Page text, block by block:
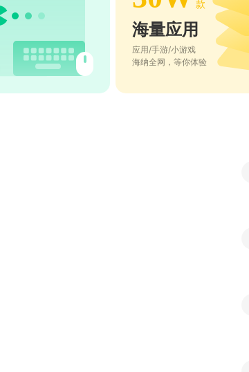
款
海量应用
应用/手游/小游戏
海纳全网，等你体验